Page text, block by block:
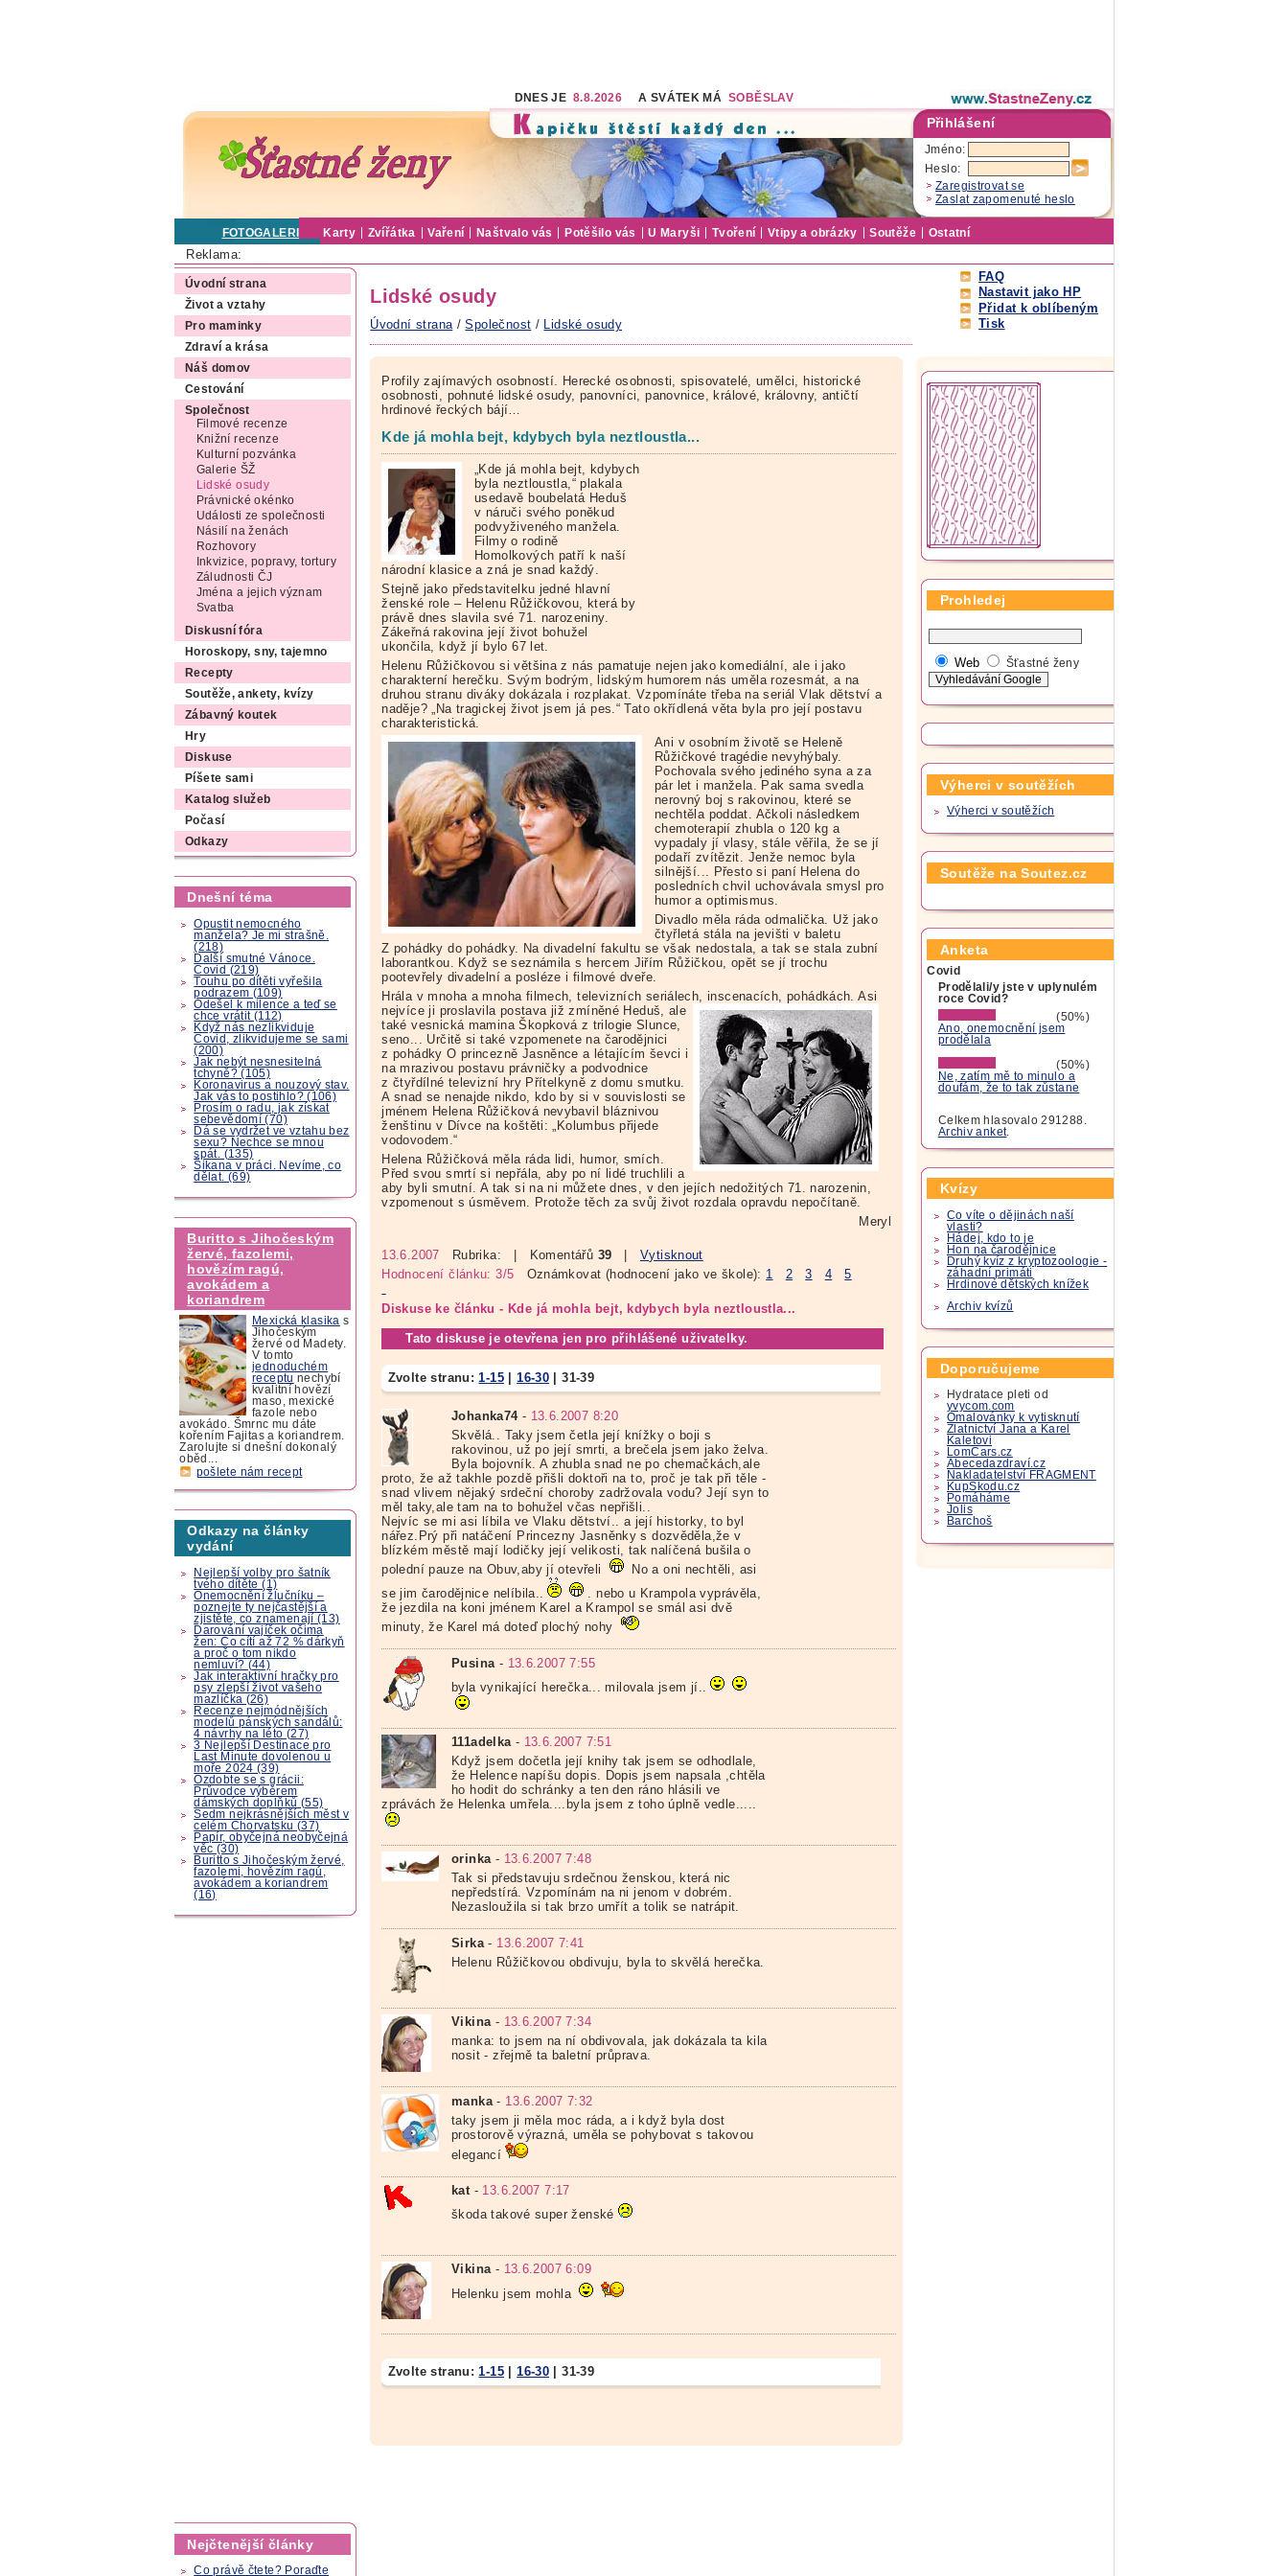
DNES JE 8.8.2026 A SVÁTEK MÁ SOBĚSLAV
Přihlášení
Jméno:
Heslo:
Zaregistrovat se
Zaslat zapomenuté heslo
FOTOGALERIE Karty Zvířátka Vaření Naštvalo vás Potěšilo vás U Maryši Tvoření Vtipy a obrázky Soutěže Ostatní
Reklama:
Úvodní strana
Život a vztahy
Pro maminky
Zdraví a krása
Náš domov
Cestování
Společnost
Filmové recenze
Knižní recenze
Kulturní pozvánka
Galerie ŠŽ
Lidské osudy
Právnické okénko
Události ze společnosti
Násilí na ženách
Rozhovory
Inkvizice, popravy, tortury
Záludnosti ČJ
Jména a jejich význam
Svatba
Diskusní fóra
Horoskopy, sny, tajemno
Recepty
Soutěže, ankety, kvízy
Zábavný koutek
Hry
Diskuse
Píšete sami
Katalog služeb
Počasí
Odkazy
Dnešní téma
Opustit nemocného
manžela? Je mi strašně.
(218)
Další smutné Vánoce.
Covid (219)
Touhu po dítěti vyřešila
podrazem (109)
Odešel k milence a teď se
chce vrátit (112)
Když nás nezlikviduje
Covid, zlikvidujeme se sami
(200)
Jak nebýt nesnesitelná
tchyně? (105)
Koronavirus a nouzový stav.
Jak vás to postihlo? (106)
Prosím o radu, jak získat
sebevědomí (70)
Dá se vydržet ve vztahu bez
sexu? Nechce se mnou
spát. (135)
Šikana v práci. Nevíme, co
dělat. (69)
Buritto s Jihočeským
žervé, fazolemi,
hovězím ragú,
avokádem a
koriandrem
Mexická klasika s
Jihočeským
žervé od Madety.
V tomto
jednoduchém
receptu nechybí
kvalitní hovězí
maso, mexické
fazole nebo
avokádo. Šmrnc mu dáte
kořením Fajitas a koriandrem.
Zarolujte si dnešní dokonalý
oběd...
pošlete nám recept
Odkazy na články
vydání
Nejlepší volby pro šatník
tvého dítěte (1)
Onemocnění žlučníku –
poznejte ty nejčastější a
zjistěte, co znamenají (13)
Darování vajíček očima
žen: Co cítí až 72 % dárkyň
a proč o tom nikdo
nemluví? (44)
Jak interaktivní hračky pro
psy zlepší život vašeho
mazlíčka (26)
Recenze nejmódnějších
modelů pánských sandálů:
4 návrhy na léto (27)
3 Nejlepší Destinace pro
Last Minute dovolenou u
moře 2024 (39)
Ozdobte se s grácii:
Průvodce výběrem
dámských doplňků (55)
Sedm nejkrásnějších měst v
celém Chorvatsku (37)
Papír, obyčejná neobyčejná
věc (30)
Buritto s Jihočeským žervé,
fazolemi, hovězím ragú,
avokádem a koriandrem
(16)
Nejčtenější články
Co právě čtete? Poraďte
Lidské osudy
Úvodní strana /Společnost / Lidské osudy
FAQ
Nastavit jako HP
Přidat k oblíbeným
Tisk
Profily zajímavých osobností. Herecké osobnosti, spisovatelé, umělci, historické
osobnosti, pohnuté lidské osudy, panovníci, panovnice, králové, královny, antičtí
hrdinové řeckých bájí…
Kde já mohla bejt, kdybych byla neztloustla...
„Kde já mohla bejt, kdybych
byla neztloustla,“ plakala
usedavě boubelatá Heduš
v náruči svého poněkud
podvyživeného manžela.
Filmy o rodině
Homolkových patří k naší
národní klasice a zná je snad každý.
Stejně jako představitelku jedné hlavní
ženské role – Helenu Růžičkovou, která by
právě dnes slavila své 71. narozeniny.
Zákeřná rakovina její život bohužel
ukončila, když jí bylo 67 let.
Helenu Růžičkovou si většina z nás pamatuje nejen jako komediální, ale i jako
charakterní herečku. Svým bodrým, lidským humorem nás uměla rozesmát, a na
druhou stranu diváky dokázala i rozplakat. Vzpomínáte třeba na seriál Vlak dětství a
naděje? „Na tragickej život jsem já pes.“ Tato okřídlená věta byla pro její postavu
charakteristická.
Ani v osobním životě se Heleně
Růžičkové tragédie nevyhýbaly.
Pochovala svého jediného syna a za
pár let i manžela. Pak sama svedla
nerovný boj s rakovinou, které se
nechtěla poddat. Ačkoli následkem
chemoterapií zhubla o 120 kg a
vypadaly jí vlasy, stále věřila, že se jí
podaří zvítězit. Jenže nemoc byla
silnější... Přesto si paní Helena do
posledních chvil uchovávala smysl pro
humor a optimismus.
Divadlo měla ráda odmalička. Už jako
čtyřletá stála na jevišti v baletu
Z pohádky do pohádky. Na divadelní fakultu se však nedostala, a tak se stala zubní
laborantkou. Když se seznámila s hercem Jiřím Růžičkou, opět se jí trochu
pootevřely divadelní a posléze i filmové dveře.
Hrála v mnoha a mnoha filmech, televizních seriálech, inscenacích, pohádkách. Asi
nejvíce ji proslavila postava již zmíněné Heduš, ale
také vesnická mamina Škopková z trilogie Slunce,
seno... Určitě si také vzpomenete na čarodějnici
z pohádky O princezně Jasněnce a létajícím ševci i
na mrazivou postavu právničky a podvodnice
z čtyřdílné televizní hry Přítelkyně z domu smutku.
A snad se nenajde nikdo, kdo by si v souvislosti se
jménem Helena Růžičková nevybavil bláznivou
ženštinu v Dívce na koštěti: „Kolumbus přijede
vodovodem.“
Helena Růžičková měla ráda lidi, humor, smích.
Před svou smrtí si nepřála, aby po ní lidé truchlili a
aby byli smutní. A tak si na ni můžete dnes, v den jejích nedožitých 71. narozenin,
vzpomenout s úsměvem. Protože těch za svůj život rozdala opravdu nepočítaně.
Meryl
13.6.2007 Rubrika: | Komentářů 39 |Vytisknout
Hodnocení článku: 3/5 Oznámkovat (hodnocení jako ve škole): 1 2 3 4 5
Diskuse ke článku - Kde já mohla bejt, kdybych byla neztloustla...
Tato diskuse je otevřena jen pro přihlášené uživatelky.
Zvolte stranu:1-15 |16-30 |31-39
Johanka74- 13.6.2007 8:20
Skvělá.. Taky jsem četla její knížky o boji s
rakovinou, už po její smrti, a brečela jsem jako želva.
Byla bojovník. A zhubla snad ne po chemačkách,ale
proto, že až takhle pozdě přišli doktoři na to, proč je tak při těle -
snad vlivem nějaký srdeční choroby zadržovala vodu? Její syn to
měl taky,ale tam na to bohužel včas nepřišli..
Nejvíc se mi asi líbila ve Vlaku dětství.. a její historky, to byl
nářez.Prý při natáčení Princezny Jasněnky s dozvěděla,že v
blízkém městě mají lodičky její velikosti, tak nalíčená bušila o
polední pauze na Obuv,aby jí otevřeli
No a oni nechtěli, asi
se jim čarodějnice nelíbila..
. nebo u Krampola vyprávěla,
že jezdila na koni jménem Karel a Krampol se smál asi dvě
minuty, že Karel má doteď plochý nohy
Pusina - 13.6.2007 7:55
byla vynikající herečka... milovala jsem jí..
111adelka- 13.6.2007 7:51
Když jsem dočetla její knihy tak jsem se odhodlale,
že Helence napíšu dopis. Dopis jsem napsala ,chtěla
ho hodit do schránky a ten den ráno hlásili ve
zprávách že Helenka umřela....byla jsem z toho úplně vedle.....
orinka- 13.6.2007 7:48
Tak si představuju srdečnou ženskou, která nic
nepředstírá. Vzpomínám na ni jenom v dobrém.
Nezasloužila si tak brzo umřít a tolik se natrápit.
Sirka - 13.6.2007 7:41
Helenu Růžičkovou obdivuju, byla to skvělá herečka.
Vikina- 13.6.2007 7:34
manka: to jsem na ní obdivovala, jak dokázala ta kila
nosit - zřejmě ta baletní průprava.
manka - 13.6.2007 7:32
taky jsem ji měla moc ráda, a i když byla dost
prostorově výrazná, uměla se pohybovat s takovou
elegancí
kat- 13.6.2007 7:17
škoda takové super ženské
Vikina- 13.6.2007 6:09
Helenku jsem mohla
Zvolte stranu:1-15 |16-30 |31-39
Prohledej
Web Šťastné ženy
Výherci v soutěžích
Výherci v soutěžích
Soutěže na Soutez.cz
Anketa
Covid
Prodělali/y jste v uplynulém
roce Covid?
(50%)
Ano, onemocnění jsem
prodělala
(50%)
Ne, zatím mě to minulo a
doufám, že to tak zůstane
Celkem hlasovalo 291288.
Archiv anket.
Kvízy
Co víte o dějinách naší
vlasti?
Hádej, kdo to je
Hon na čarodějnice
Druhý kvíz z kryptozoologie -
záhadní primáti
Hrdinové dětských knížek
Archiv kvízů
Doporučujeme
Hydratace pleti od
yvycom.com
Omalovánky k vytisknutí
Zlatnictví Jana a Karel
Kaletovi
LomCars.cz
Abecedazdraví.cz
Nakladatelství FRAGMENT
KupSkodu.cz
Pomáháme
Jolis
Barchoš